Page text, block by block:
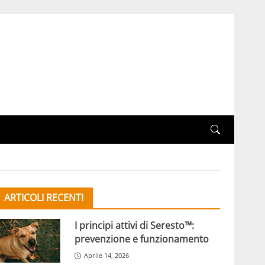
ARTICOLI RECENTI
I principi attivi di Seresto™:
prevenzione e funzionamento
Aprile 14, 2026